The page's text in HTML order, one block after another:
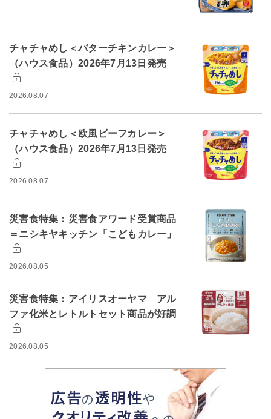
チャチャめし＜バターチキンカレー＞
（ハウス食品）2026年7月13日発売
2026.08.07
チャチャめし＜欧風ビーフカレー＞
（ハウス食品）2026年7月13日発売
2026.08.07
災害食特集：災害食アワード受賞商品
＝ニシキヤキッチン「こどもカレー」
2026.08.05
災害食特集：アイリスオーヤマ アル
ファ化米とレトルトセット商品が好調
2026.08.05